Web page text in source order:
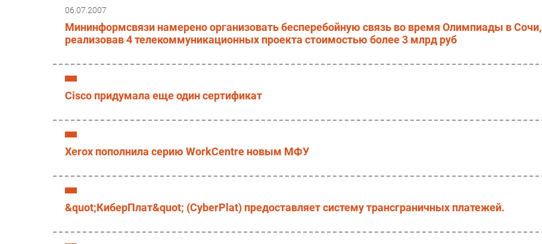
Рынок ПК
06.07.2007
Мининформсвязи намерено организовать бесперебойную связь во время Олимпиады в Сочи,
реализовав 4 телекоммуникационных проекта стоимостью более 3 млрд руб
Cisco придумала еще один сертификат
Xerox пополнила серию WorkCentre новым МФУ
&quot;КиберПлат&quot; (CyberPlat) предоставляет систему трансграничных платежей.